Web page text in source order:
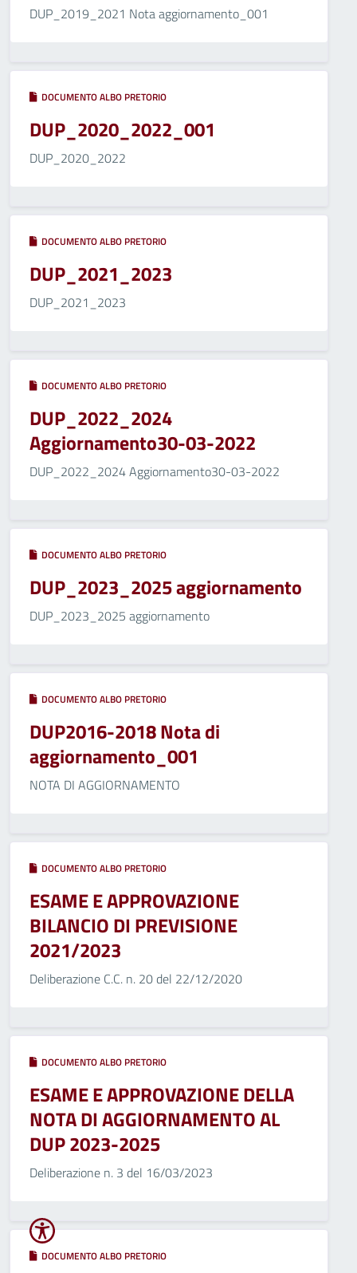
DUP_2019_2021 Nota aggiornamento_001
DOCUMENTO ALBO PRETORIO
DUP_2020_2022_001
DUP_2020_2022
DOCUMENTO ALBO PRETORIO
DUP_2021_2023
DUP_2021_2023
DOCUMENTO ALBO PRETORIO
DUP_2022_2024
Aggiornamento30-03-2022
DUP_2022_2024 Aggiornamento30-03-2022
DOCUMENTO ALBO PRETORIO
DUP_2023_2025 aggiornamento
DUP_2023_2025 aggiornamento
DOCUMENTO ALBO PRETORIO
DUP2016-2018 Nota di
aggiornamento_001
NOTA DI AGGIORNAMENTO
DOCUMENTO ALBO PRETORIO
ESAME E APPROVAZIONE
BILANCIO DI PREVISIONE
2021/2023
Deliberazione C.C. n. 20 del 22/12/2020
DOCUMENTO ALBO PRETORIO
ESAME E APPROVAZIONE DELLA
NOTA DI AGGIORNAMENTO AL
DUP 2023-2025
Deliberazione n. 3 del 16/03/2023
DOCUMENTO ALBO PRETORIO